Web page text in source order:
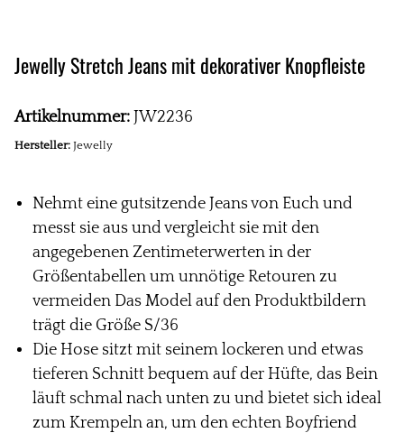
Jewelly Stretch Jeans mit dekorativer Knopfleiste
Artikelnummer: JW2236
Hersteller: Jewelly
Nehmt eine gutsitzende Jeans von Euch und
messt sie aus und vergleicht sie mit den
angegebenen Zentimeterwerten in der
Größentabellen um unnötige Retouren zu
vermeiden Das Model auf den Produktbildern
trägt die Größe S/36
Die Hose sitzt mit seinem lockeren und etwas
tieferen Schnitt bequem auf der Hüfte, das Bein
läuft schmal nach unten zu und bietet sich ideal
zum Krempeln an, um den echten Boyfriend